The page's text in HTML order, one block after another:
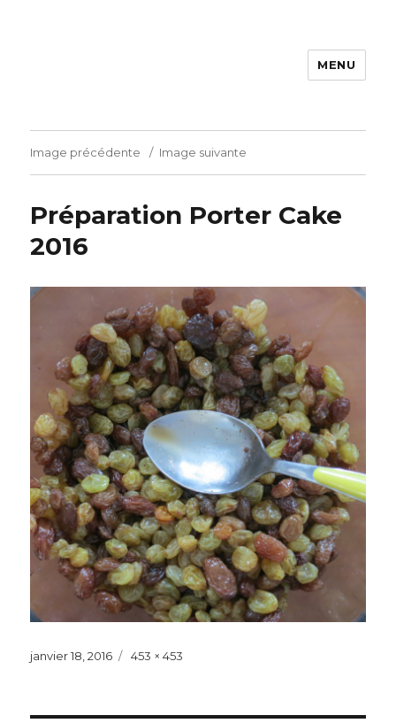
MENU
Image précédente Image suivante
Préparation Porter Cake
2016
Publié
janvier 18, 2016
Taille
453 × 453